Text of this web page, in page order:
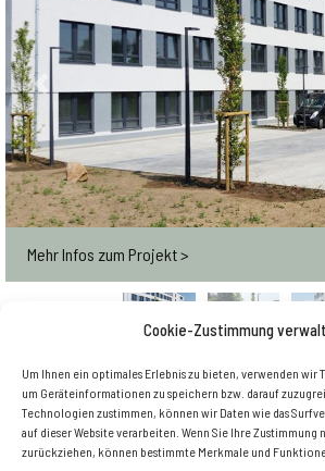
Cookie-Zustimmung
Um Ihnen ein optimales Erlebnis zu bieten, verwenden
um Geräteinformationen zu speichern bzw. darauf
Technologien zustimmen, können wir Daten wie das
auf dieser Website verarbeiten. Wenn Sie Ihre
zurückziehen, können bestimmte Merkmale und
Previous
Mehr Infos zum Projekt >
Zurück zur Übersicht